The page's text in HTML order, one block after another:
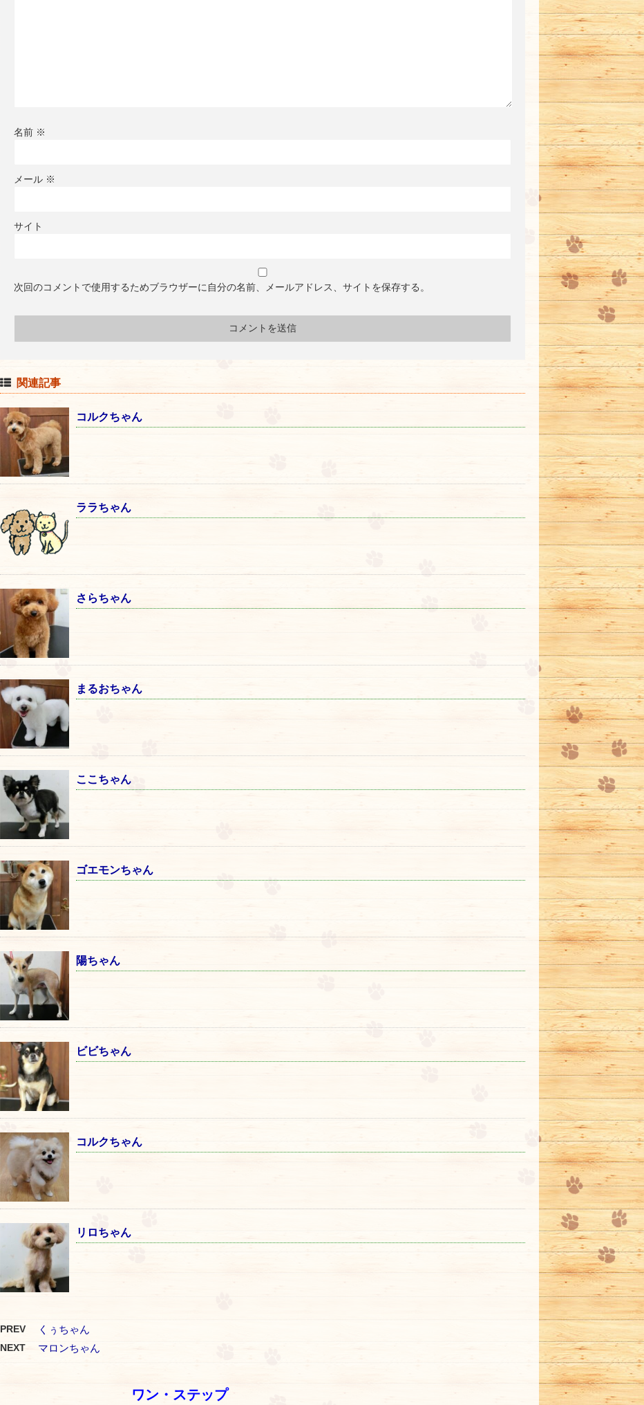
名前 ※
メール ※
サイト
次回のコメントで使用するためブラウザーに自分の名前、メールアドレス、サイトを保存する。
関連記事
コルクちゃん
ララちゃん
さらちゃん
まるおちゃん
ここちゃん
ゴエモンちゃん
陽ちゃん
ビビちゃん
コルクちゃん
リロちゃん
PREV くぅちゃん
NEXT マロンちゃん
ワン・ステップ